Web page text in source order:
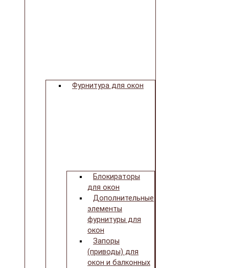
Фурнитура для окон
Блокираторы
для окон
Дополнительные
элементы
фурнитуры для
окон
Запоры
(приводы) для
окон и балконных